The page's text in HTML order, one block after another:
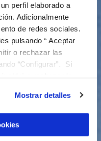
perfil elaborado a
Adicionalmente
de redes sociales.
pulsando “ Aceptar
o rechazar las
“Configurar”. Si
a rechazar la
web funcione y que
Puedes consultar
de Cookies
Mostrar detalles